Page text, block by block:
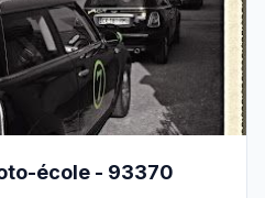
école - 93370